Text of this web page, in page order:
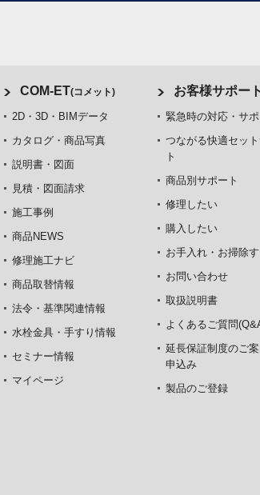
COM-ET(コメット)
2D・3D・BIMデータ
カタログ・商品写真
説明書・図面
見積・図面請求
施工事例
商品NEWS
修理施工ナビ
商品取替情報
法令・基準関連情報
水栓金具・手すり情報
セミナー情報
マイページ
お客様サポート
緊急時の対応・サポ
つながる快適セッ
ト
商品別サポート
修理したい
購入したい
お手入れ・お掃除
お問い合わせ
取扱説明書
よくあるご質問
延長保証制度のご
申込み
製品のご登録